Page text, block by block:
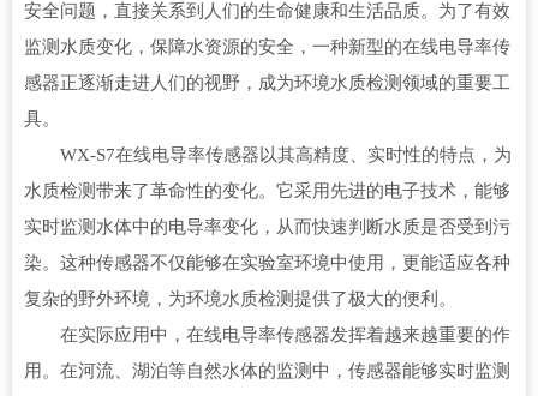
安全问题，直接关系到人们的生命健康和生活品质。为了有效
监测水质变化，保障水资源的安全，一种新型的在线电导率传
感器正逐渐走进人们的视野，成为环境水质检测领域的重要工
具。
WX-S7在线电导率传感器 以其高精度、实时性的特点，为
水质检测带来了革命性的变化。它采用先进的电子技术，能够
实时监测水体中的电导率变化，从而快速判断水质是否受到污
染。这种传感器不仅能够在实验室环境中使用，更能适应各种
复杂的野外环境，为环境水质检测提供了极大的便利。
在实际应用中， 在线电导率传感器发挥着越来越重要的作
用。在河流、湖泊等自然水体的监测中，传感器能够实时监测